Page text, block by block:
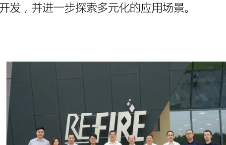
发，并进一步探索多元化的应用场景。